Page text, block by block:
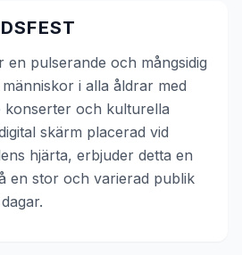
en pulserande och mångsidig
i alla åldrar med
konserter och kulturella
skärm placerad vid
hjärta, erbjuder detta en
en stor och varierad publik